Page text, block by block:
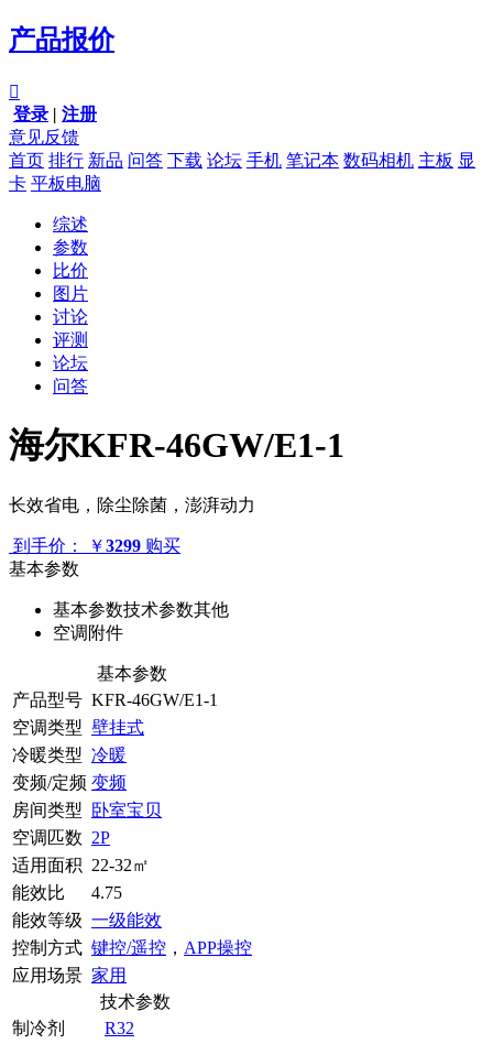
产品报价

登录 | 注册
意见反馈
首页 排行 新品 问答 下载 论坛 手机 笔记本 数码相机 主板 显
卡 平板电脑
综述
参数
比价
图片
讨论
评测
论坛
问答
海尔KFR-46GW/E1-1
长效省电，除尘除菌，澎湃动力
到手价： ￥3299 购买
基本参数
基本参数技术参数其他
空调附件
基本参数
产品型号 KFR-46GW/E1-1
空调类型 壁挂式
冷暖类型 冷暖
变频/定频 变频
房间类型
卧室宝贝
空调匹数 2P
适用面积 22-32㎡
能效比
4.75
能效等级 一级能效
控制方式 键控/遥控 ， APP操控
应用场景 家用
技术参数
制冷剂
R32